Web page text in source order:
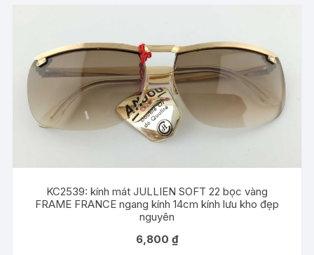
KC2539: kính mát JULLIEN SOFT 22 bọc vàng
FRAME FRANCE ngang kính 14cm kính lưu kho đẹp
nguyên
6,800 ₫